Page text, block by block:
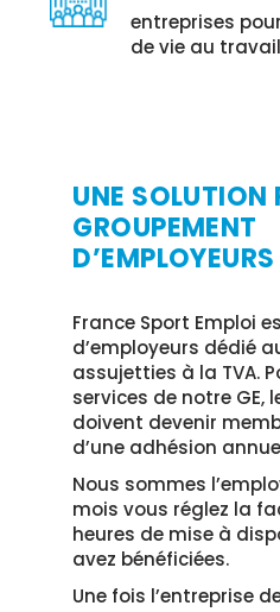
entreprises
de vie au travail
UNE SOLUTION
GROUPEMENT
D’EMPLOYEURS
France Sport Emploi
d’employeurs dédié
assujetties à la TVA.
services de notre GE,
doivent devenir
d’une adhésion
Nous sommes
mois vous réglez la
heures de mise à
avez bénéficiées.
Une fois l’entreprise